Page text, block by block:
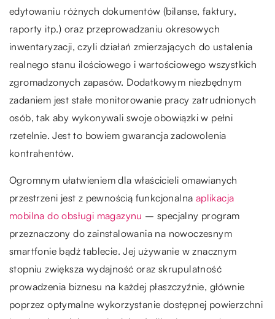
edytowaniu różnych dokumentów (bilanse, faktury,
raporty itp.) oraz przeprowadzaniu okresowych
inwentaryzacji, czyli działań zmierzających do ustalenia
realnego stanu ilościowego i wartościowego wszystkich
zgromadzonych zapasów. Dodatkowym niezbędnym
zadaniem jest stałe monitorowanie pracy zatrudnionych
osób, tak aby wykonywali swoje obowiązki w pełni
rzetelnie. Jest to bowiem gwarancja zadowolenia
kontrahentów.
Ogromnym ułatwieniem dla właścicieli omawianych
przestrzeni jest z pewnością funkcjonalna aplikacja
mobilna do obsługi magazynu – specjalny program
przeznaczony do zainstalowania na nowoczesnym
smartfonie bądź tablecie. Jej używanie w znacznym
stopniu zwiększa wydajność oraz skrupulatność
prowadzenia biznesu na każdej płaszczyźnie, głównie
poprzez optymalne wykorzystanie dostępnej powierzchni